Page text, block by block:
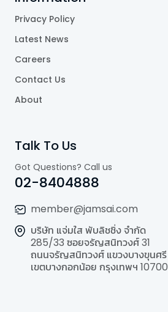
Privacy Policy
Latest News
Careers
Contact Us
About
Talk To Us
Got Questions? Call us
02-8404888
member@jamsai.com
บริษัท แจ่มใส พับลิชชิ่ง จำกัด
285/33 ซอยจรัญสนิทวงศ์ 31
ถนนจรัญสนิทวงศ์ แขวงบางขุนศรี
เขตบางกอกน้อย กรุงเทพฯ 10700